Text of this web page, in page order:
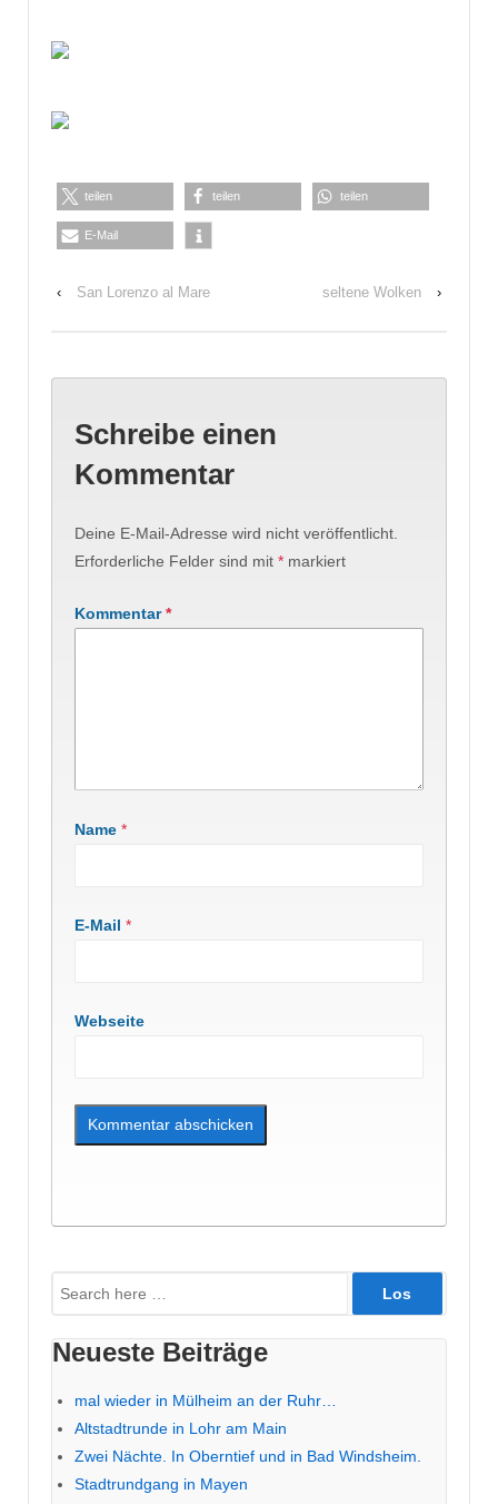
teilen teilen teilen
E-Mail
‹ San Lorenzo al Mare seltene Wolken ›
Schreibe einen
Kommentar
Deine E-Mail-Adresse wird nicht veröffentlicht.
Erforderliche Felder sind mit * markiert
Kommentar*
Name *
E-Mail *
Webseite
Suche
nach:
Neueste Beiträge
mal wieder in Mülheim an der Ruhr…
Altstadtrunde in Lohr am Main
Zwei Nächte. In Oberntief und in Bad Windsheim.
Stadtrundgang in Mayen